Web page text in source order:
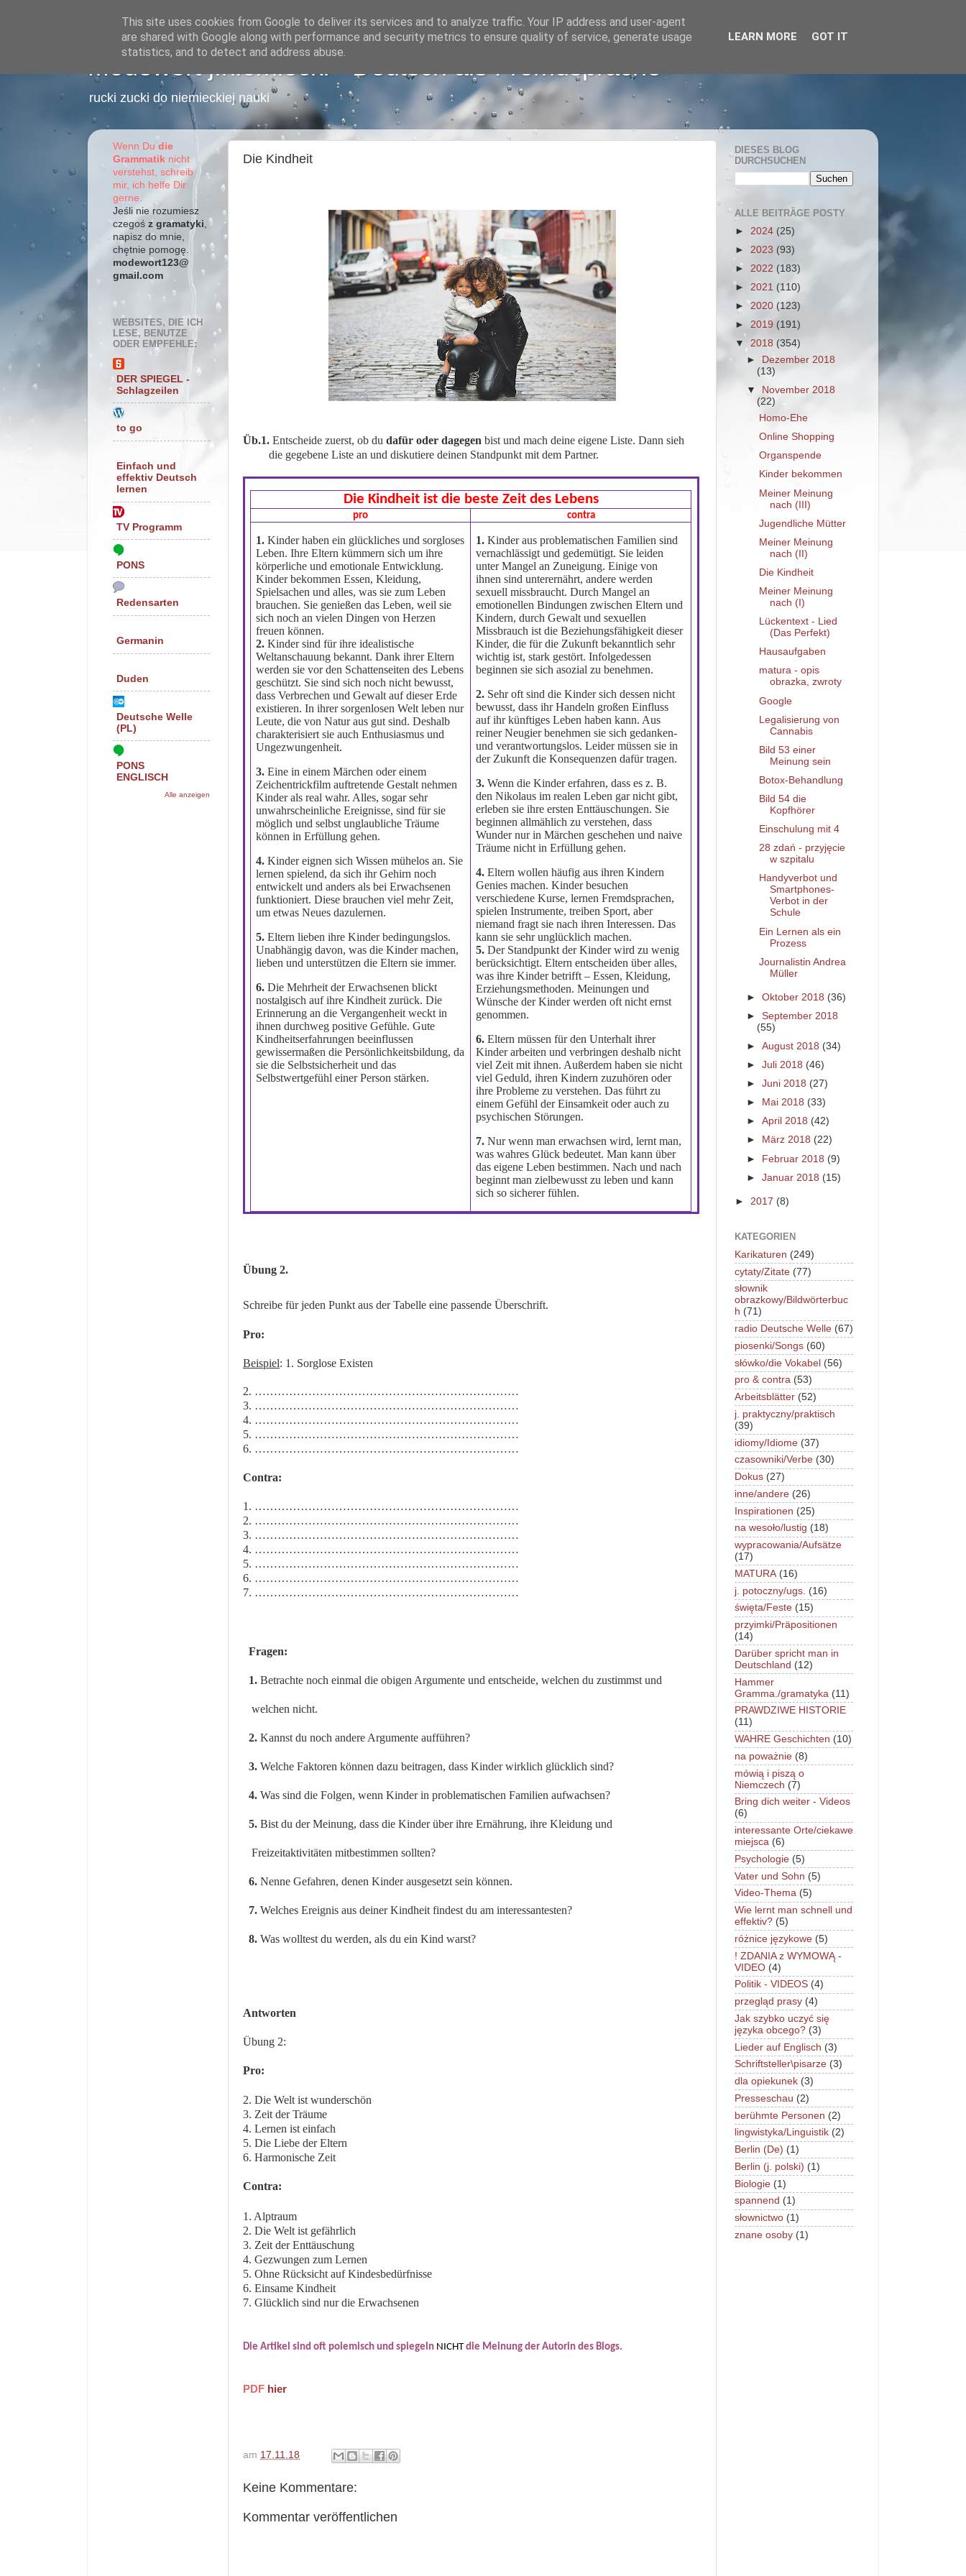
Modewort j.niemiecki - Deutsch als Fremdsprache
rucki zucki do niemieckiej nauki
Die Kindheit
Üb.1. Entscheide zuerst, ob du dafür oder dagegen bist und mach deine eigene Liste. Dann sieh
die gegebene Liste an und diskutiere deinen Standpunkt mit dem Partner.
Die Kindheit ist die beste Zeit des Lebens
pro contra
1. Kinder haben ein glückliches und sorgloses
Leben. Ihre Eltern kümmern sich um ihre
körperliche und emotionale Entwicklung.
Kinder bekommen Essen, Kleidung,
Spielsachen und alles, was sie zum Leben
brauchen. Sie genießen das Leben, weil sie
sich noch an vielen Dingen von Herzen
freuen können.
2. Kinder sind für ihre idealistische
Weltanschauung bekannt. Dank ihrer Eltern
werden sie vor den Schattenseiten des Lebens
geschützt. Sie sind sich noch nicht bewusst,
dass Verbrechen und Gewalt auf dieser Erde
existieren. In ihrer sorgenlosen Welt leben nur
Leute, die von Natur aus gut sind. Deshalb
charakterisiert sie auch Enthusiasmus und
Ungezwungenheit.
3. Eine in einem Märchen oder einem
Zeichentrickfilm auftretende Gestalt nehmen
Kinder als real wahr. Alles, sogar sehr
unwahrscheinliche Ereignisse, sind für sie
möglich und selbst unglaubliche Träume
können in Erfüllung gehen.
4. Kinder eignen sich Wissen mühelos an. Sie
lernen spielend, da sich ihr Gehirn noch
entwickelt und anders als bei Erwachsenen
funktioniert. Diese brauchen viel mehr Zeit,
um etwas Neues dazulernen.
5. Eltern lieben ihre Kinder bedingungslos.
Unabhängig davon, was die Kinder machen,
lieben und unterstützen die Eltern sie immer.
6. Die Mehrheit der Erwachsenen blickt
nostalgisch auf ihre Kindheit zurück. Die
Erinnerung an die Vergangenheit weckt in
ihnen durchweg positive Gefühle. Gute
Kindheitserfahrungen beeinflussen
gewissermaßen die Persönlichkeitsbildung, da
sie die Selbstsicherheit und das
Selbstwertgefühl einer Person stärken.
1. Kinder aus problematischen Familien sind
vernachlässigt und gedemütigt. Sie leiden
unter Mangel an Zuneigung. Einige von
ihnen sind unterernährt, andere werden
sexuell missbraucht. Durch Mangel an
emotionellen Bindungen zwischen Eltern und
Kindern, durch Gewalt und sexuellen
Missbrauch ist die Beziehungsfähigkeit dieser
Kinder, die für die Zukunft bekanntlich sehr
wichtig ist, stark gestört. Infolgedessen
beginnen sie sich asozial zu benehmen.
2. Sehr oft sind die Kinder sich dessen nicht
bewusst, dass ihr Handeln großen Einfluss
auf ihr künftiges Leben haben kann. Aus
reiner Neugier benehmen sie sich gedanken-
und verantwortungslos. Leider müssen sie in
der Zukunft die Konsequenzen dafür tragen.
3. Wenn die Kinder erfahren, dass es z. B.
den Nikolaus im realen Leben gar nicht gibt,
erleben sie ihre ersten Enttäuschungen. Sie
beginnen allmählich zu verstehen, dass
Wunder nur in Märchen geschehen und naive
Träume nicht in Erfüllung gehen.
4. Eltern wollen häufig aus ihren Kindern
Genies machen. Kinder besuchen
verschiedene Kurse, lernen Fremdsprachen,
spielen Instrumente, treiben Sport, aber
niemand fragt sie nach ihren Interessen. Das
kann sie sehr unglücklich machen.
5. Der Standpunkt der Kinder wird zu wenig
berücksichtigt. Eltern entscheiden über alles,
was ihre Kinder betrifft – Essen, Kleidung,
Erziehungsmethoden. Meinungen und
Wünsche der Kinder werden oft nicht ernst
genommen.
6. Eltern müssen für den Unterhalt ihrer
Kinder arbeiten und verbringen deshalb nicht
viel Zeit mit ihnen. Außerdem haben sie nicht
viel Geduld, ihren Kindern zuzuhören oder
ihre Probleme zu verstehen. Das führt zu
einem Gefühl der Einsamkeit oder auch zu
psychischen Störungen.
7. Nur wenn man erwachsen wird, lernt man,
was wahres Glück bedeutet. Man kann über
das eigene Leben bestimmen. Nach und nach
beginnt man zielbewusst zu leben und kann
sich so sicherer fühlen.
Übung 2.
Schreibe für jeden Punkt aus der Tabelle eine passende Überschrift.
Pro:
Beispiel: 1. Sorglose Existen
2. ……………………………………………………………
3. ……………………………………………………………
4. ……………………………………………………………
5. ……………………………………………………………
6. ……………………………………………………………
Contra:
1. ……………………………………………………………
2. ……………………………………………………………
3. ……………………………………………………………
4. ……………………………………………………………
5. ……………………………………………………………
6. ……………………………………………………………
7. ……………………………………………………………
Fragen:
1. Betrachte noch einmal die obigen Argumente und entscheide, welchen du zustimmst und
welchen nicht.
2. Kannst du noch andere Argumente aufführen?
3. Welche Faktoren können dazu beitragen, dass Kinder wirklich glücklich sind?
4. Was sind die Folgen, wenn Kinder in problematischen Familien aufwachsen?
5. Bist du der Meinung, dass die Kinder über ihre Ernährung, ihre Kleidung und
Freizeitaktivitäten mitbestimmen sollten?
6. Nenne Gefahren, denen Kinder ausgesetzt sein können.
7. Welches Ereignis aus deiner Kindheit findest du am interessantesten?
8. Was wolltest du werden, als du ein Kind warst?
Antworten
Übung 2:
Pro:
2. Die Welt ist wunderschön
3. Zeit der Träume
4. Lernen ist einfach
5. Die Liebe der Eltern
6. Harmonische Zeit
Contra:
1. Alptraum
2. Die Welt ist gefährlich
3. Zeit der Enttäuschung
4. Gezwungen zum Lernen
5. Ohne Rücksicht auf Kindesbedürfnisse
6. Einsame Kindheit
7. Glücklich sind nur die Erwachsenen
Die Artikel sind oft polemisch und spiegeln NICHTdie Meinung der Autorin des Blogs.
PDF hier
am 17.11.18
Keine Kommentare:
Kommentar veröffentlichen
Wenn Dudie
Grammatik nicht
verstehst, schreib
mir, ich helfe Dir
gerne.
Jeśli nie rozumiesz
czegoś z gramatyki
napisz do mnie,
chętnie pomogę.
modewort123@
gmail.com
WEBSITES, DIE ICH
LESE, BENUTZE
ODER EMPFEHLE:
DER SPIEGEL -
Schlagzeilen
to go
Einfach und
effektiv Deutsch
lernen
TV Programm
PONS
Redensarten
Germanin
Duden
Deutsche Welle
(PL)
PONS
ENGLISCH
Alle anzeigen
DIESES BLOG
DURCHSUCHEN
ALLE BEITRÄGE POSTY
► 2024 (25)
► 2023 (93)
► 2022 (183)
► 2021 (110)
►2020 (123)
► 2019 (191)
▼ 2018 (354)
►Dezember 2018
(13)
▼
November 2018
(22)
Homo-Ehe
Online Shopping
Organspende
Kinder bekommen
Meiner Meinung
nach (III)
Jugendliche Mütter
Meiner Meinung
nach (II)
Die Kindheit
Meiner Meinung
nach (I)
Lückentext - Lied
(Das Perfekt)
Hausaufgaben
matura - opis
obrazka, zwroty
Google
Legalisierung von
Cannabis
Bild 53 einer
Meinung sein
Botox-Behandlung
Bild 54 die
Kopfhörer
Einschulung mit 4
28 zdań - przyjęcie
w szpitalu
Handyverbot und
Smartphones-
Verbot in der
Schule
Ein Lernen als ein
Prozess
Journalistin Andrea
Müller
►Oktober 2018 (36)
►September 2018
(55)
►August 2018 (34)
►Juli 2018 (46)
►Juni 2018 (27)
►
Mai 2018 (33)
►April 2018 (42)
►
März 2018 (22)
► Februar 2018 (9)
►Januar 2018 (15)
► 2017 (8)
KATEGORIEN
Karikaturen (249)
cytaty/Zitate (77)
słownik
obrazkowy/Bildwörterbuc
h (71)
radio Deutsche Welle (67)
piosenki/Songs (60)
słówko/die Vokabel (56)
pro & contra (53)
Arbeitsblätter (52)
j. praktyczny/praktisch
(39)
idiomy/Idiome (37)
czasowniki/Verbe (30)
Dokus (27)
inne/andere (26)
Inspirationen (25)
na wesoło/lustig (18)
wypracowania/Aufsätze
(17)
MATURA (16)
j. potoczny/ugs. (16)
święta/Feste (15)
przyimki/Präpositionen
(14)
Darüber spricht man in
Deutschland (12)
Hammer
Gramma./gramatyka (11)
PRAWDZIWE HISTORIE
(11)
WAHRE Geschichten (10)
na poważnie (8)
mówią i piszą o
Niemczech (7)
Bring dich weiter - Videos
(6)
interessante Orte/ciekawe
miejsca (6)
Psychologie (5)
Vater und Sohn (5)
Video-Thema (5)
Wie lernt man schnell und
effektiv? (5)
różnice językowe (5)
! ZDANIA z WYMOWĄ -
VIDEO (4)
Politik - VIDEOS (4)
przegląd prasy (4)
Jak szybko uczyć się
języka obcego? (3)
Lieder auf Englisch (3)
Schriftsteller\pisarze (3)
dla opiekunek (3)
Presseschau (2)
berühmte Personen (2)
lingwistyka/Linguistik (2)
Berlin (De) (1)
Berlin (j. polski) (1)
Biologie (1)
spannend (1)
słownictwo (1)
znane osoby (1)
This site uses cookies from Google to deliver its services and to analyze traffic. Your IP address and user-agent
are shared with Google along with performance and security metrics to ensure quality of service, generate usage
statistics, and to detect and address abuse.
LEARN MORE GOT IT